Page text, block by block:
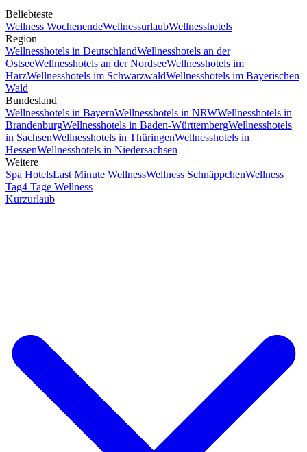
Beliebteste
Wellness WochenendeWellnessurlaubWellnesshotels
Region
Wellnesshotels in DeutschlandWellnesshotels an der
OstseeWellnesshotels an der NordseeWellnesshotels im
HarzWellnesshotels im SchwarzwaldWellnesshotels im Bayerischen
Wald
Bundesland
Wellnesshotels in BayernWellnesshotels in NRWWellnesshotels in
BrandenburgWellnesshotels in Baden-WürttembergWellnesshotels
in SachsenWellnesshotels in ThüringenWellnesshotels in
HessenWellnesshotels in Niedersachsen
Weitere
Spa HotelsLast Minute WellnessWellness SchnäppchenWellness
Tag4 Tage Wellness
Kurzurlaub